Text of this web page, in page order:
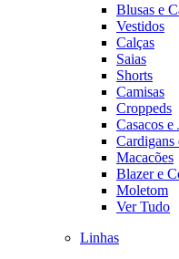
Blusas e
Vestidos
Calças
Saias
Shorts
Camisas
Croppeds
Casacos e
Cardigans
Macacões
Blazer e
Moletom
Ver Tudo
Linhas